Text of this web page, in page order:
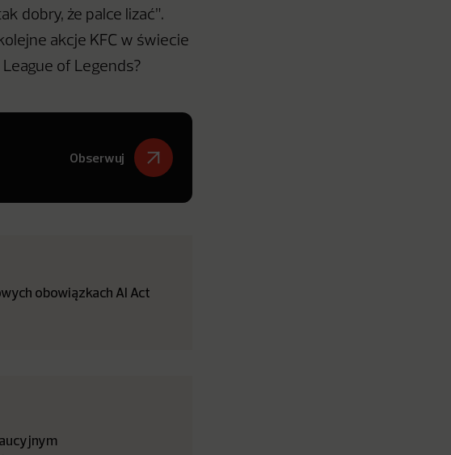
dobry, że palce lizać”.
akcje KFC w świecie
of Legends?
Obserwuj
obowiązkach AI Act